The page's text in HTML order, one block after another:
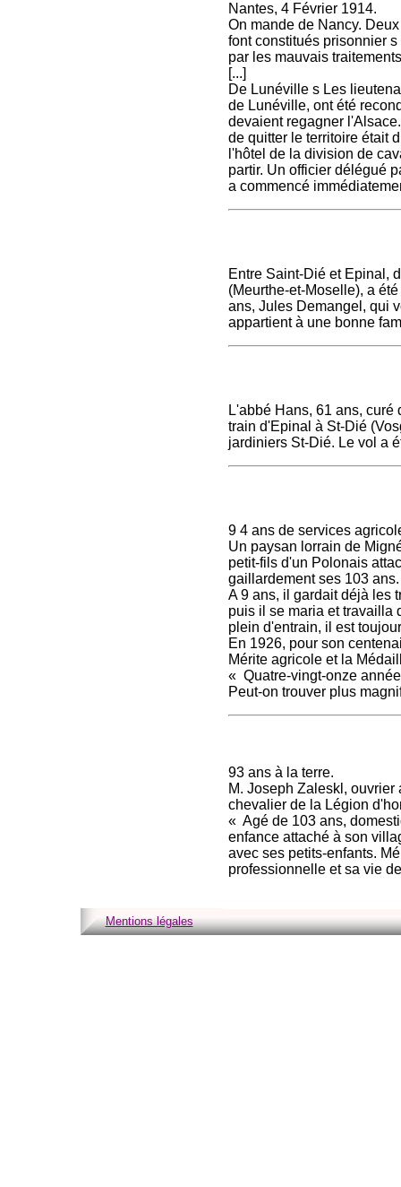
Nantes, 4 Février 1914.
On mande de Nancy.
font constitués prisonnier
par les mauvais
[...]
De Lunéville s Les
de Lunéville, ont été
devaient regagner
de quitter le territoire était
l'hôtel de la division de
partir. Un officier délégué
a commencé
Entre Saint-Dié et Epinal,
(Meurthe-et-Moselle), a
ans, Jules Demangel, qui
appartient à une bonne
L'abbé Hans, 61 ans,
train d'Epinal à St-Dié
jardiniers St-Dié. Le vol a
9 4 ans de services
Un paysan lorrain de
petit-fils d'un Polonais
gaillardement ses 103 ans.
A 9 ans, il gardait déjà les
puis il se maria et travailla
plein d'entrain, il est
En 1926, pour son
Mérite agricole et la
« Quatre-vingt-onze
Peut-on trouver plus
93 ans à la terre.
M. Joseph Zaleskl,
chevalier de la Légion
« Agé de 103 ans,
enfance attaché à son
avec ses petits-enfants.
professionnelle et sa vie
Mentions légales